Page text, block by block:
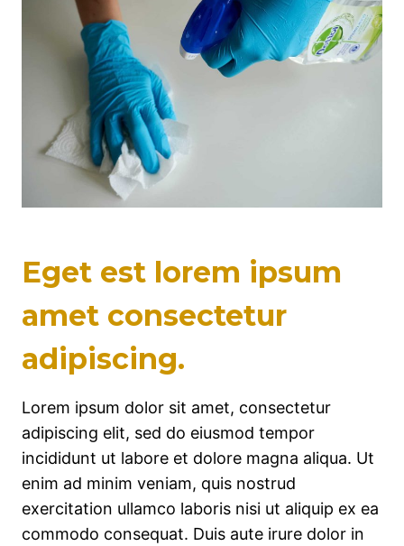
Eget est lorem ipsum
amet consectetur
adipiscing.
Lorem ipsum dolor sit amet, consectetur
adipiscing elit, sed do eiusmod tempor
incididunt ut labore et dolore magna aliqua. Ut
enim ad minim veniam, quis nostrud
exercitation ullamco laboris nisi ut aliquip ex ea
commodo consequat. Duis aute irure dolor in